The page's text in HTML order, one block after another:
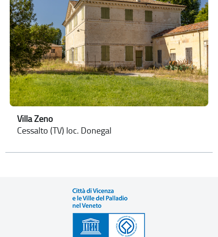
Villa Zeno
Cessalto (TV) loc. Donegal